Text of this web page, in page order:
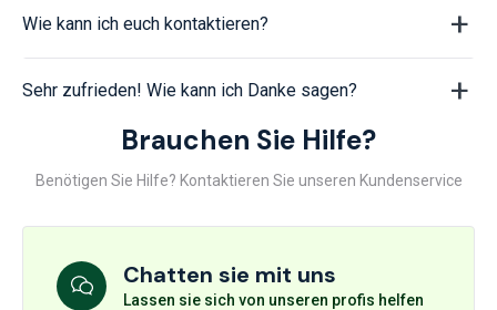
Wie kann ich euch kontaktieren?
Sehr zufrieden! Wie kann ich Danke sagen?
Brauchen Sie Hilfe?
Benötigen Sie Hilfe? Kontaktieren Sie unseren Kundenservice
Chatten sie mit uns
Lassen sie sich von unseren profis helfen